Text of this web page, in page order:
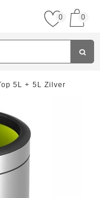
0 0
5L + 5L Zilver